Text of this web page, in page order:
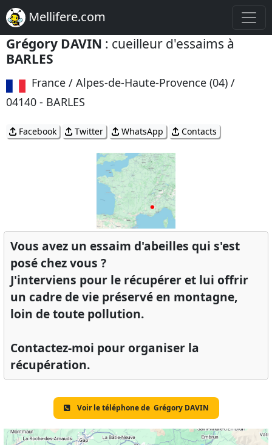
Mellifere.com
Grégory DAVIN : cueilleur d'essaims à
BARLES
France / Alpes-de-Haute-Provence (04) /
04140 - BARLES
Facebook Twitter WhatsApp Contacts
Vous avez un essaim d'abeilles qui s'est
posé chez vous ?
J'interviens pour le récupérer et lui offrir
un cadre de vie préservé en montagne,
loin de toute pollution.
Contactez-moi pour organiser la
récupération.
Voir le téléphone de Grégory DAVIN